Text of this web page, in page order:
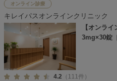
オンライン診療
キレイパスオンラインクリニック
【オンラ
3mg×30錠
4.2 （111件）